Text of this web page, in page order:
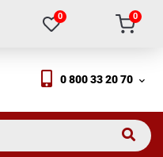
0 0
0 800 33 20 70